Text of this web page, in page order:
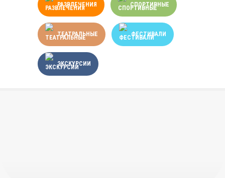
РАЗВЛЕЧЕНИЯ СПОРТИВНЫЕ
ТЕАТРАЛЬНЫЕ ФЕСТИВАЛИ
ЭКСКУРСИИ